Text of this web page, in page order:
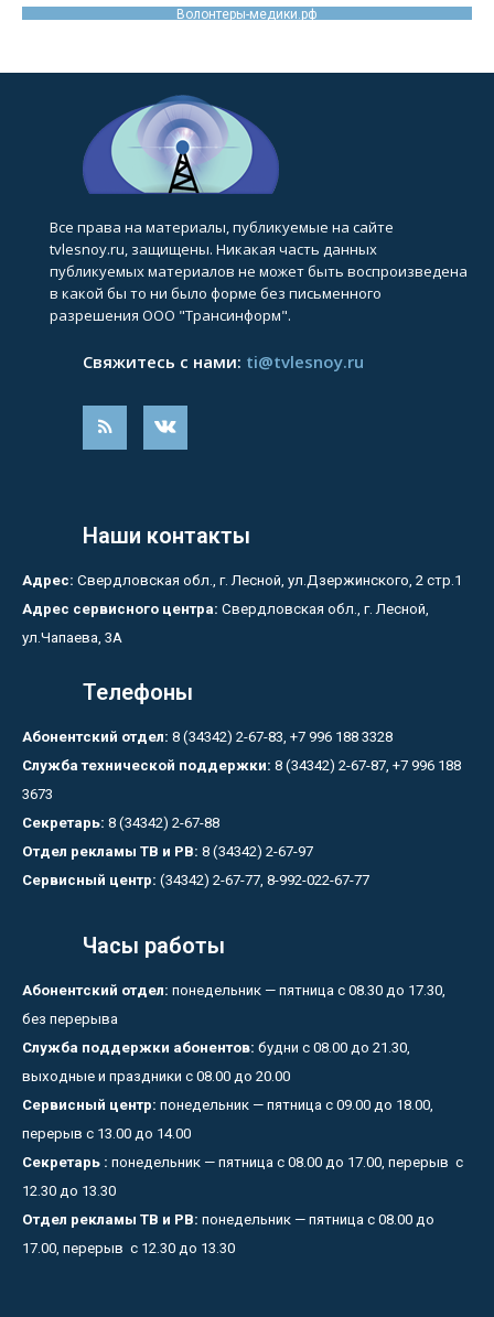
Волонтеры-медики.рф
Все права на материалы, публикуемые на сайте
tvlesnoy.ru, защищены. Никакая часть данных
публикуемых материалов не может быть воспроизведена
в какой бы то ни было форме без письменного
разрешения ООО "Трансинформ".
Свяжитесь с нами: ti@tvlesnoy.ru
Наши контакты
Адрес: Свердловская обл., г. Лесной, ул.Дзержинского, 2 стр.1
Адрес сервисного центра: Свердловская обл., г. Лесной,
ул.Чапаева, 3А
Телефоны
Абонентский отдел: 8 (34342) 2-67-83, +7 996 188 3328
Служба технической поддержки: 8 (34342) 2-67-87, +7 996 188
3673
Секретарь: 8 (34342) 2-67-88
Отдел рекламы ТВ и РВ: 8 (34342) 2-67-97
Сервисный центр: (34342) 2-67-77, 8-992-022-67-77
Часы работы
Абонентский отдел: понедельник — пятница с 08.30 до 17.30,
без перерыва
Служба поддержки абонентов: будни с 08.00 до 21.30,
выходные и праздники с 08.00 до 20.00
Сервисный центр: понедельник — пятница с 09.00 до 18.00,
перерыв с 13.00 до 14.00
Секретарь : понедельник — пятница с 08.00 до 17.00, перерыв с
12.30 до 13.30
Отдел рекламы ТВ и РВ: понедельник — пятница с 08.00 до
17.00, перерыв с 12.30 до 13.30